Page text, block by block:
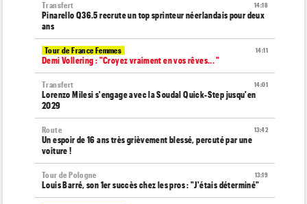
14:18
Transfert
Pinarello Q36.5 recrute un top sprinteur néerlandais pour deux
ans
14:11
Tour de France Femmes
Demi Vollering : "Croyez vraiment en vos rêves... "
14:01
Transfert
Lorenzo Milesi s'engage avec la Soudal Quick-Step jusqu'en
2029
13:42
Route
Un espoir de 16 ans très grièvement blessé, percuté par une
voiture !
13:19
Tour de Pologne
Louis Barré, son 1er succès chez les pros : "J'étais déterminé"